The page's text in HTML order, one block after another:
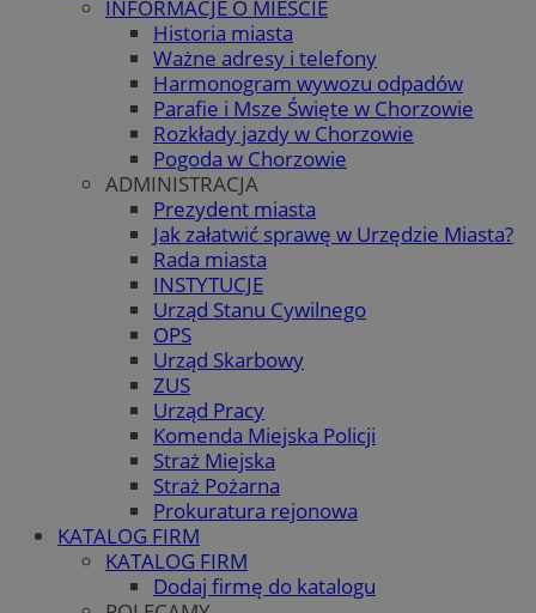
INFORMACJE O MIEŚCIE
Historia miasta
Ważne adresy i telefony
Harmonogram wywozu odpadów
Parafie i Msze Święte w Chorzowie
Rozkłady jazdy w Chorzowie
Pogoda w Chorzowie
ADMINISTRACJA
Prezydent miasta
Jak załatwić sprawę w Urzędzie Miasta?
Rada miasta
INSTYTUCJE
Urząd Stanu Cywilnego
OPS
Urząd Skarbowy
ZUS
Urząd Pracy
Komenda Miejska Policji
Straż Miejska
Straż Pożarna
Prokuratura rejonowa
KATALOG FIRM
KATALOG FIRM
Dodaj firmę do katalogu